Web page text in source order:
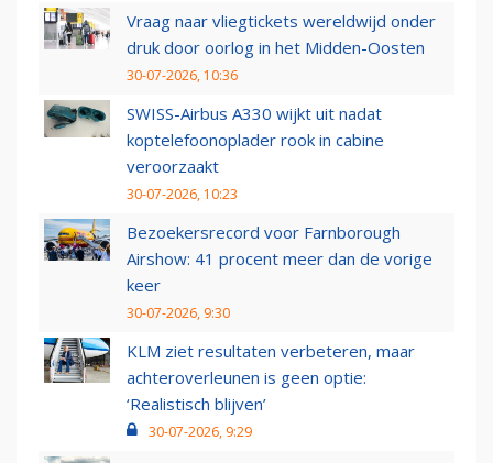
Vraag naar vliegtickets wereldwijd onder
druk door oorlog in het Midden-Oosten
30-07-2026, 10:36
SWISS-Airbus A330 wijkt uit nadat
koptelefoonoplader rook in cabine
veroorzaakt
30-07-2026, 10:23
Bezoekersrecord voor Farnborough
Airshow: 41 procent meer dan de vorige
keer
30-07-2026, 9:30
KLM ziet resultaten verbeteren, maar
achteroverleunen is geen optie:
‘Realistisch blijven’
30-07-2026, 9:29